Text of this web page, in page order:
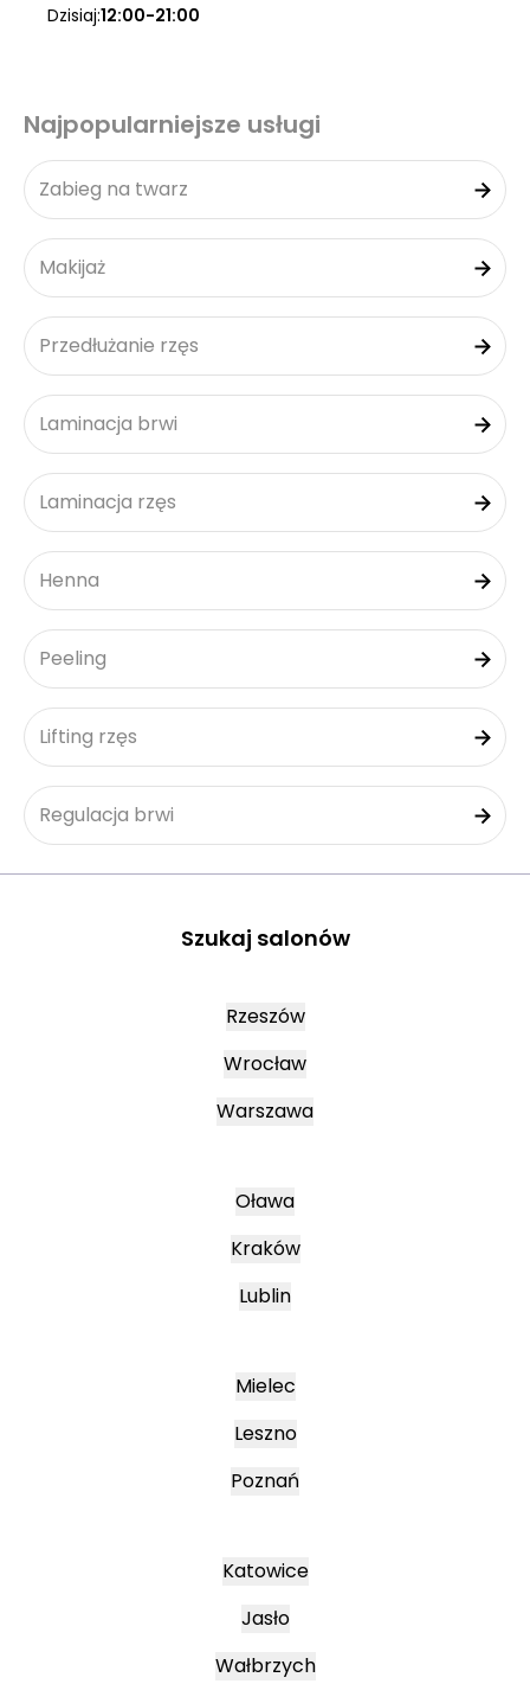
Dzisiaj:12:00-21:00
Najpopularniejsze usługi
Zabieg na twarz
Makijaż
Przedłużanie rzęs
Laminacja brwi
Laminacja rzęs
Henna
Peeling
Lifting rzęs
Regulacja brwi
Szukaj salonów
Rzeszów
Wrocław
Warszawa
Oława
Kraków
Lublin
Mielec
Leszno
Poznań
Katowice
Jasło
Wałbrzych